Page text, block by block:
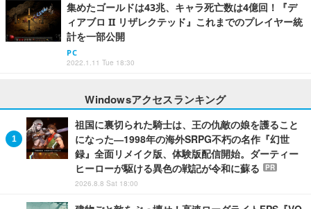
集めたゴールドは43兆、キャラ死亡数は4億回！『デ
ィアブロ II リザレクテッド』これまでのプレイヤー統
計を一部公開
PC
2022.1.11 Tue 18:30
Windowsアクセスランキング
祖国に裏切られた騎士は、王の仇敵の娘を護ること
になった―1998年の海外SRPG不朽の名作『幻世
録』全面リメイク版、体験版配信開始。ダーティー
ヒーローが駆ける異色の戦記が令和に蘇る
PR
2026.8.8 Sat 18:00